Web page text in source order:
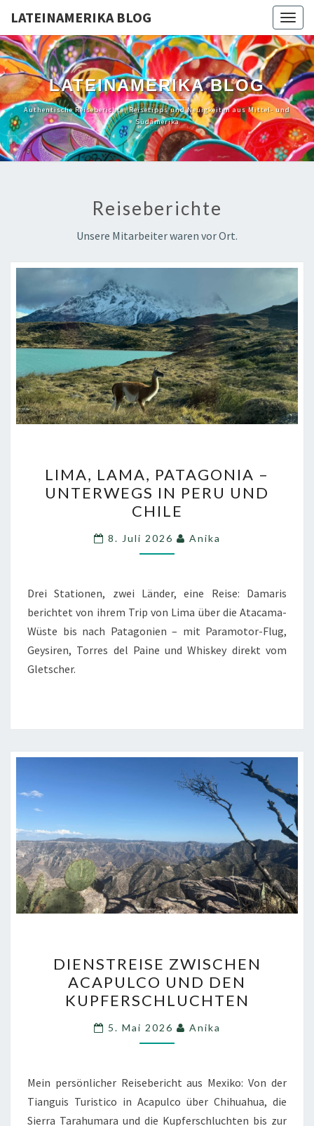
LATEINAMERIKA BLOG
LATEINAMERIKA BLOG
Authentische Reiseberichte, Reisetipps und Neuigkeiten aus Mittel- und
Südamerika
Reiseberichte
Unsere Mitarbeiter waren vor Ort.
LAMA,
PATAGONIA
–
UNTERWEGS
IN
UND
CHILE
LIMA, LAMA, PATAGONIA –
UNTERWEGS IN PERU UND
CHILE
8. Juli 2026 Anika
Drei Stationen, zwei Länder, eine Reise: Damaris
berichtet von ihrem Trip von Lima über die Atacama-
Wüste bis nach Patagonien – mit Paramotor-Flug,
Geysiren, Torres del Paine und Whiskey direkt vom
Gletscher.
ZWISCHEN
ACAPULCO
UND
DEN
KUPFERSCHLUCHTEN
DIENSTREISE ZWISCHEN
ACAPULCO UND DEN
KUPFERSCHLUCHTEN
5. Mai 2026 Anika
Mein persönlicher Reisebericht aus Mexiko: Von der
Tianguis Turistico in Acapulco über Chihuahua, die
Sierra Tarahumara und die Kupferschluchten bis zur